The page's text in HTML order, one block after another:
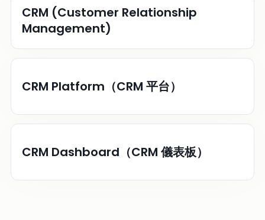
CRM (Customer Relationship
Management)
CRM Platform（CRM 平台）
CRM Dashboard（CRM 儀表板）